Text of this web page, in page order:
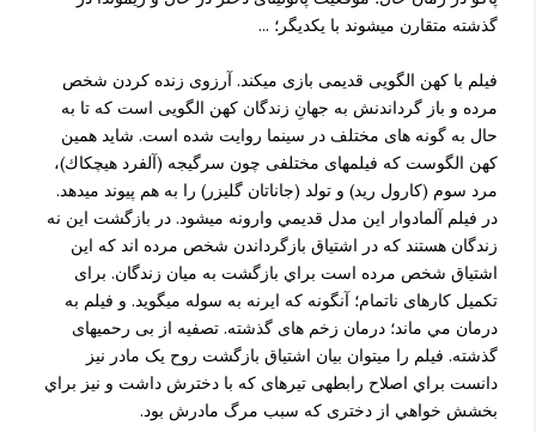
گذشته متقارن می­شوند با یکدیگر؛ ...
فیلم با کهن الگویی قدیمی بازی می­کند. آرزوی زنده کردن شخص
مرده و باز گرداندنش به جهانِ زندگان کهن الگویی است که تا به
حال به گونه های مختلف در سینما روایت شده است. شاید همین
کهن الگوست که فیلمهای مختلفی چون سرگيجه (آلفرد هيچكاك)،
مرد سوم (كارول ريد) و تولد (جاناتان گليزر) را به هم پیوند می­دهد.
در فیلم آلمادوار اين مدل قديمي وارونه مي­شود. در بازگشت این نه
زندگان هستند که در اشتیاق بازگرداندن شخص مرده اند که این
اشتياق شخص مرده است براي بازگشت به ميان زندگان. برای
تکمیل کارهای ناتمام؛ آنگونه که ایرنه به سوله می­گوید. و فيلم به
درمان مي ماند؛ درمان زخم های گذشته. تصفيه از بی رحمی­های
گذشته. فیلم را می­توان بیان اشتیاق بازگشت روح یک مادر نیز
دانست براي اصلاح رابطه­ی تیره­ای که با دخترش داشت و نیز براي
بخشش خواهي از دختری که سبب مرگ مادرش بود.